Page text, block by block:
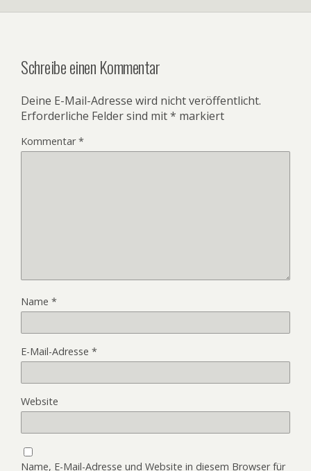
Schreibe einen Kommentar
Deine E-Mail-Adresse wird nicht veröffentlicht.
Erforderliche Felder sind mit* markiert
Kommentar*
Name *
E-Mail-Adresse *
Website
Name, E-Mail-Adresse und Website in diesem Browser für